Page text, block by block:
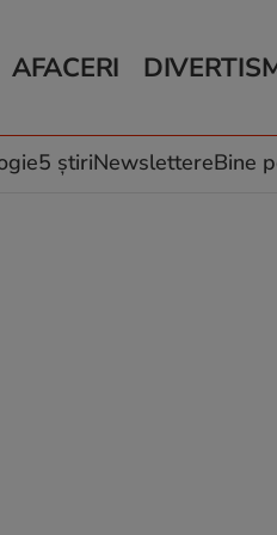
AFACERI
Auto
Locuri de muncă
Horoscop
Muzică și
5 știriNewslettereBine